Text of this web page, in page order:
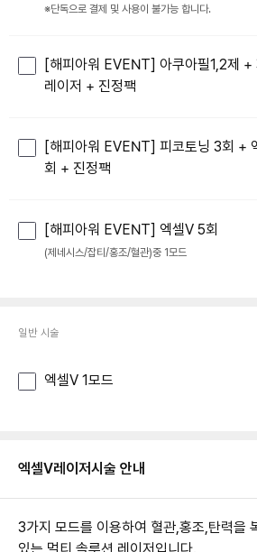
엑셀V레이저시술 안내
3가지 모드를 이용하여 혈관,홍조,탄력을
※단독으로 결제 및 사용이 불가능 합니다.
[해피아워 EVENT] 아쿠아필1,2제 +
레이저 + 진정팩
[해피아워 EVENT] 피코토닝 3회 +
회 + 진정팩
[해피아워 EVENT] 엑셀V 5회
(제네시스/잡티/홍조/혈관)중 1모드
일반 시술
엑셀V 1모드